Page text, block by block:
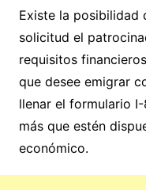
Existe la posibilidad
solicitud el
requisitos
que desee emigrar
llenar el formulario
más que estén
económico.